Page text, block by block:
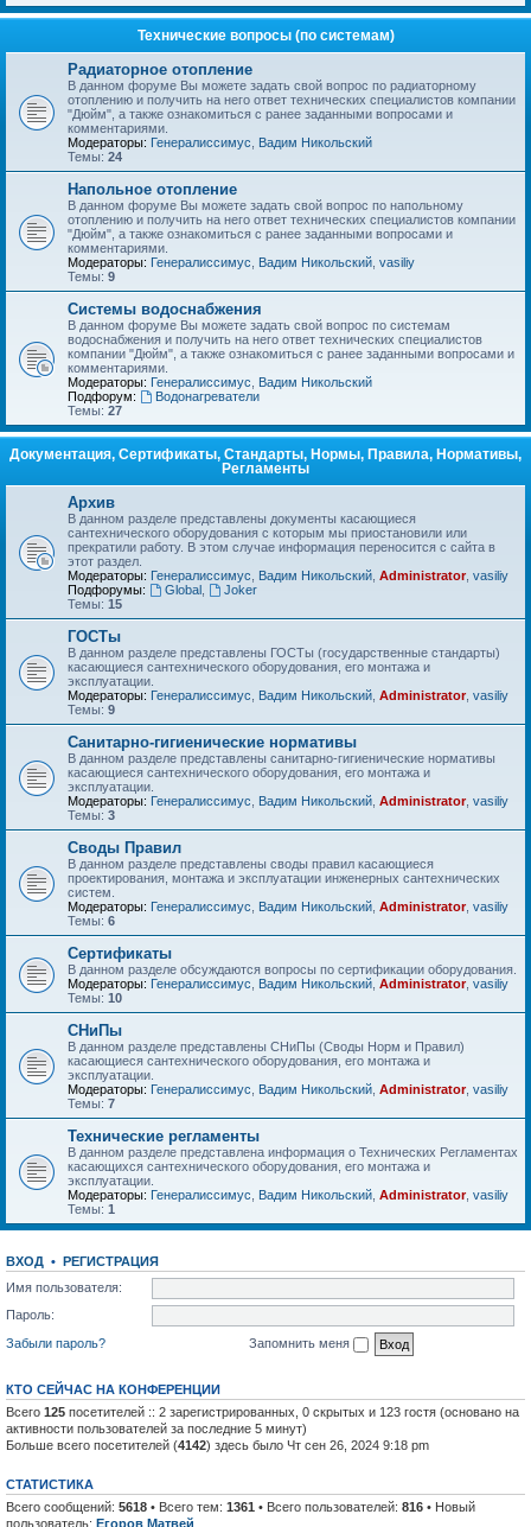
Технические вопросы (по системам)
Радиаторное отопление
В данном форуме Вы можете задать свой вопрос по радиаторному
отоплению и получить на него ответ технических специалистов компании
"Дюйм", а также ознакомиться с ранее заданными вопросами и
комментариями.
Модераторы: Генералиссимус
Вадим Никольский
Темы: 24
Напольное отопление
В данном форуме Вы можете задать свой вопрос по напольному
отоплению и получить на него ответ технических специалистов компании
"Дюйм", а также ознакомиться с ранее заданными вопросами и
комментариями.
Модераторы: Генералиссимус Вадим Никольский vasiliy
Темы: 9
Системы водоснабжения
В данном форуме Вы можете задать свой вопрос по системам
водоснабжения и получить на него ответ технических специалистов
компании "Дюйм", а также ознакомиться с ранее заданными вопросами и
комментариями.
Модераторы: Генералиссимус
Вадим Никольский
Подфорум:
Водонагреватели
Темы: 27
Документация, Сертификаты, Стандарты, Нормы, Правила, Нормативы,
Регламенты
Архив
В данном разделе представлены документы касающиеся
сантехнического оборудования с которым мы приостановили или
прекратили работу. В этом случае информация переносится с сайта в
этот раздел.
Модераторы: Генералиссимус Вадим Никольский Administrator, vasiliy
Подфорумы:
Global,
Joker
Темы: 15
ГОСТы
В данном разделе представлены ГОСТы (государственные стандарты)
касающиеся сантехнического оборудования, его монтажа и
эксплуатации.
Модераторы: Генералиссимус Вадим Никольский Administrator, vasiliy
Темы: 9
Санитарно-гигиенические нормативы
В данном разделе представлены санитарно-гигиенические нормативы
касающиеся сантехнического оборудования, его монтажа и
эксплуатации.
Модераторы: Генералиссимус Вадим Никольский Administrator, vasiliy
Темы: 3
Своды Правил
В данном разделе представлены своды правил касающиеся
проектирования, монтажа и эксплуатации инженерных сантехнических
систем.
Модераторы: Генералиссимус Вадим Никольский Administrator, vasiliy
Темы: 6
Сертификаты
В данном разделе обсуждаются вопросы по сертификации оборудования.
Модераторы: Генералиссимус Вадим Никольский Administrator, vasiliy
Темы: 10
СНиПы
В данном разделе представлены СНиПы (Своды Норм и Правил)
касающиеся сантехнического оборудования, его монтажа и
эксплуатации.
Модераторы: Генералиссимус Вадим Никольский Administrator, vasiliy
Темы: 7
Технические регламенты
В данном разделе представлена информация о Технических Регламентах
касающихся сантехнического оборудования, его монтажа и
эксплуатации.
Модераторы: Генералиссимус Вадим Никольский Administrator, vasiliy
Темы: 1
ВХОД • РЕГИСТРАЦИЯ
Имя пользователя:
Пароль:
Забыли пароль?
Запомнить меня
КТО СЕЙЧАС НА КОНФЕРЕНЦИИ
Всего 125 посетителей :: 2 зарегистрированных, 0 скрытых и 123 гостя (основано на
активности пользователей за последние 5 минут)
Больше всего посетителей (4142) здесь было Чт сен 26, 2024 9:18 pm
СТАТИСТИКА
Всего сообщений: 5618 • Всего тем: 1361 • Всего пользователей: 816 • Новый
пользователь: Егоров Матвей